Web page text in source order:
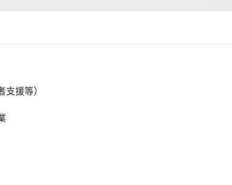
援等）